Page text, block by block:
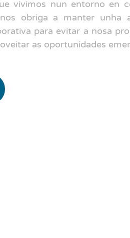
vivimos nun entorno en
obriga a manter unha
para evitar a nosa
as oportunidades